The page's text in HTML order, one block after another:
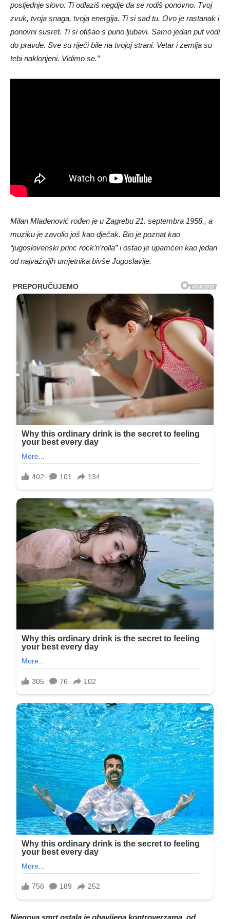
posljednje slovo. Ti odlaziš negdje da se rodiš ponovno. Tvoj
zvuk, tvoja snaga, tvoja energija. Ti si sad tu. Ovo je rastanak i
ponovni susret. Ti si otišao s puno ljubavi. Samo jedan put vodi
do pravde. Sve su riječi bile na tvojoj strani. Vetar i zemlja su
tebi naklonjeni. Vidimo se.”
Milan Mladenović rođen je u Zagrebu 21. septembra 1958., a
muziku je zavolio još kao dječak. Bio je poznat kao
“jugoslovenski princ rock’n’rolla” i ostao je upamćen kao jedan
od najvažnijih umjetnika bivše Jugoslavije.
Njegova smrt ostala je obavijena kontroverzama, od